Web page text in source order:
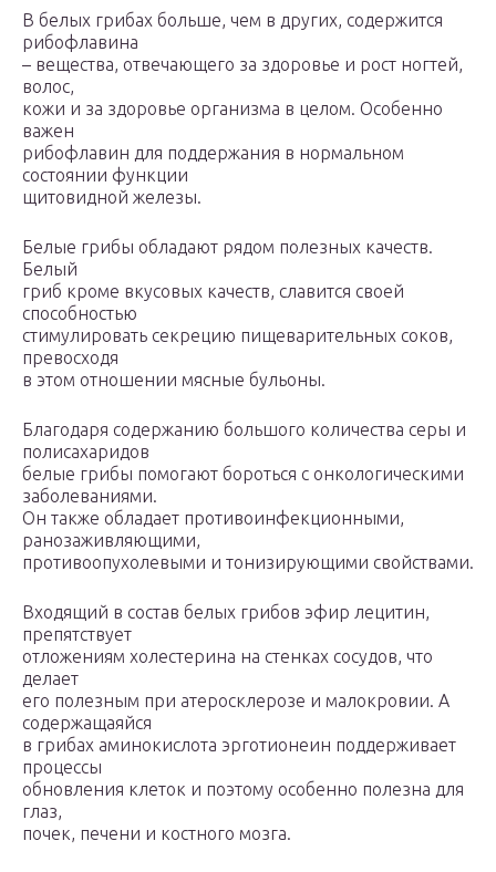
В белых грибах больше, чем в других, содержится
рибофлавина
– вещества, отвечающего за здоровье и рост ногтей,
волос,
кожи и за здоровье организма в целом. Особенно
важен
рибофлавин для поддержания в нормальном
состоянии функции
щитовидной железы.
Белые грибы обладают рядом полезных качеств.
Белый
гриб кроме вкусовых качеств, славится своей
способностью
стимулировать секрецию пищеварительных соков,
превосходя
в этом отношении мясные бульоны.
Благодаря содержанию большого количества серы и
полисахаридов
белые грибы помогают бороться с онкологическими
заболеваниями.
Он также обладает противоинфекционными,
ранозаживляющими,
противоопухолевыми и тонизирующими свойствами.
Входящий в состав белых грибов эфир лецитин,
препятствует
отложениям холестерина на стенках сосудов, что
делает
его полезным при атеросклерозе и малокровии. А
содержащаяйся
в грибах аминокислота эрготионеин поддерживает
процессы
обновления клеток и поэтому особенно полезна для
глаз,
почек, печени и костного мозга.